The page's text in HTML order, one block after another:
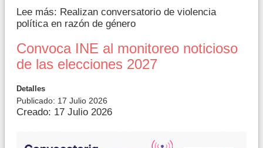
Lee más: Realizan conversatorio de violencia
política en razón de género
Convoca INE al monitoreo noticioso
de las elecciones 2027
Detalles
Publicado: 17 Julio 2026
Creado: 17 Julio 2026